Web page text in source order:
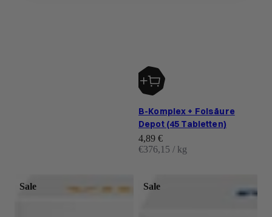
B-Komplex + Folsäure
Depot (45 Tabletten)
Angebot
4,89 €
€376,15 / kg
Sale Sale